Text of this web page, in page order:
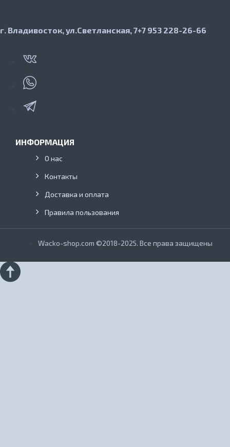
г. Владивосток, ул.Светланская, 7+7 953 228-26-66
ИНФОРМАЦИЯ
О нас
Контакты
Доставка и оплата
Правила пользования
Wacko-shop.com ©2018-2025. Все права защищены